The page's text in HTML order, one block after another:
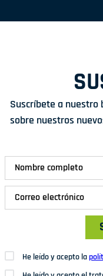
Suscríbete a
sobre nuestros
He leído y acepto la